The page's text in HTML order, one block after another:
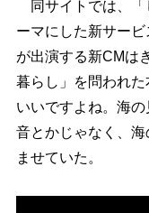
同サイトでは、「
ーマにした新サー
が出演する新CMは
暮らし」を問われ
いいですよね。海
音とかじゃなく、
ませていた。